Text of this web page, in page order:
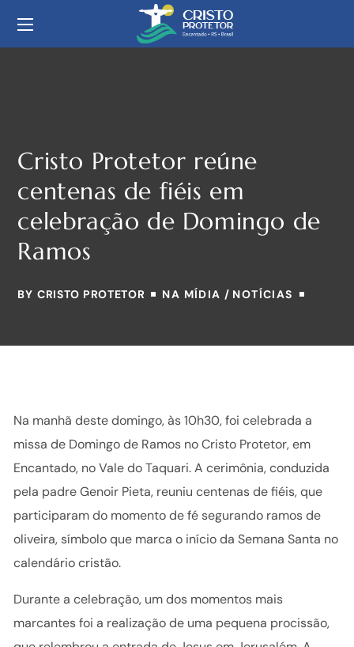
Cristo Protetor reúne
centenas de fiéis em
celebração de Domingo de
Ramos
BY CRISTO PROTETOR NA MÍDIA NOTÍCIAS
Na manhã deste domingo, às 10h30, foi celebrada a
missa de Domingo de Ramos no Cristo Protetor, em
Encantado, no Vale do Taquari. A cerimônia, conduzida
pela padre Genoir Pieta, reuniu centenas de fiéis, que
participaram do momento de fé segurando ramos de
oliveira, símbolo que marca o início da Semana Santa no
calendário cristão.
Durante a celebração, um dos momentos mais
marcantes foi a realização de uma pequena procissão,